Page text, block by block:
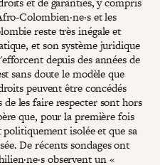
Colombien·ne·s et les
reste très inégale et
et son système juridique
depuis des années de
sans doute le modèle que
peuvent être concédés
de les faire respecter sont hors
que, pour la première fois
isolée et que sa
De récents sondages ont
observent un «